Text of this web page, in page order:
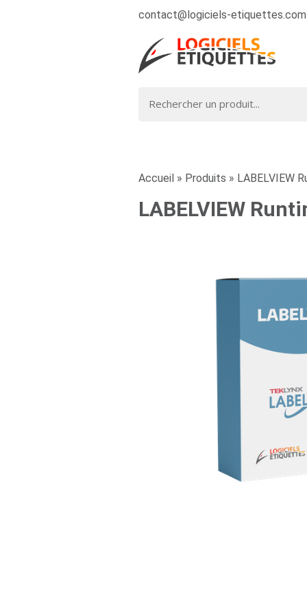
contact@logiciels-etiquettes.com
Accueil » Produits » LABELVIEW
LABELVIEW